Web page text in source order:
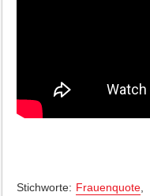
Stichworte: Frauenquote,